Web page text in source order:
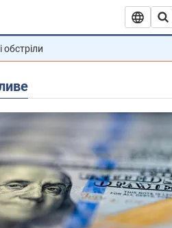
обстріли